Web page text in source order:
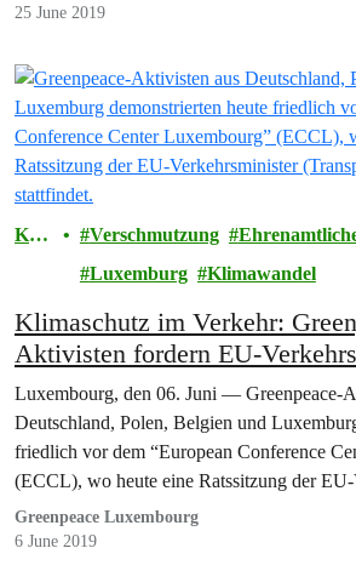
25 June 2019
Kli
Verschmutzung
Luxemburg
Klimawandel
Klimaschutz im Verkehr:
Aktivisten fordern EU-
die Auswirkungen des
Klimawandel ernst zu nehmen
Luxembourg, den 06. Juni — Greenpeace-
Deutschland, Polen, Belgien und
friedlich vor dem “European Conference
(ECCL), wo heute eine Ratssitzung der
(Transport Council)…
Greenpeace Luxembourg
6 June 2019